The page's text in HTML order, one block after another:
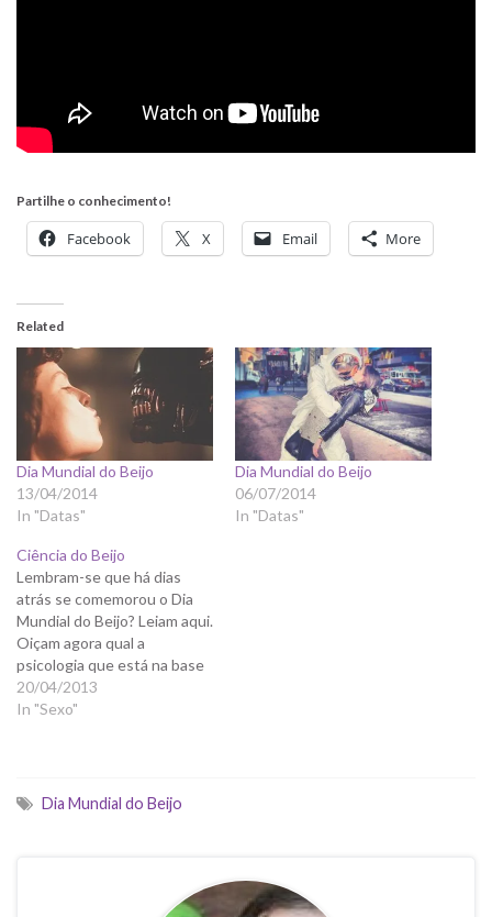
Partilhe o conhecimento!
Facebook X Email More
Related
Dia Mundial do Beijo
13/04/2014
In "Datas"
Dia Mundial do Beijo
06/07/2014
In "Datas"
Ciência do Beijo
Lembram-se que há dias
atrás se comemorou o Dia
Mundial do Beijo? Leiam aqui.
Oiçam agora qual a
psicologia que está na base
do beijo. Porque beijamos?
Quais os efeitos do beijo?
20/04/2013
In "Sexo"
Dia Mundial do Beijo